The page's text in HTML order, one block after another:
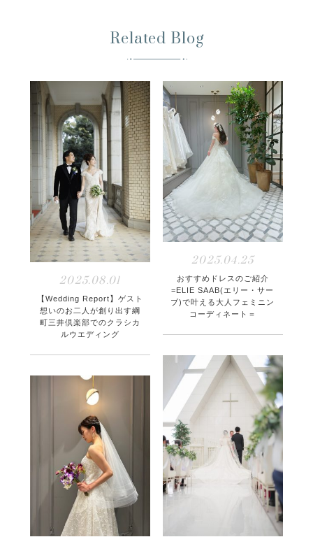
Related Blog
2025.08.01
【Wedding Report】ゲスト
想いのお二人が創り出す綱
町三井倶楽部でのクラシカ
ルウエディング
2025.04.25
おすすめドレスのご紹介
=ELIE SAAB(エリー・サー
ブ)で叶える大人フェミニン
コーディネート＝